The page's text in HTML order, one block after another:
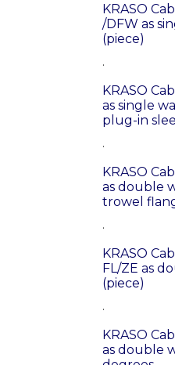
KRASO
/DFW as
(piece)
.
KRASO
as single
plug-in
.
KRASO
as double
trowel
.
KRASO
FL/ZE as
(piece)
.
KRASO
as double